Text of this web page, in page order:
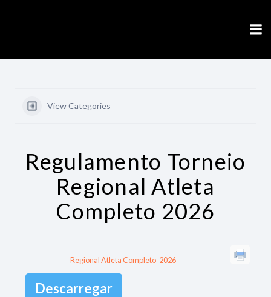
View Categories
Regulamento Torneio
Regional Atleta
Completo 2026
Regional Atleta Completo_2026
Descarregar